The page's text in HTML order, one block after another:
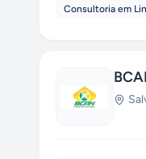
Consultoria em